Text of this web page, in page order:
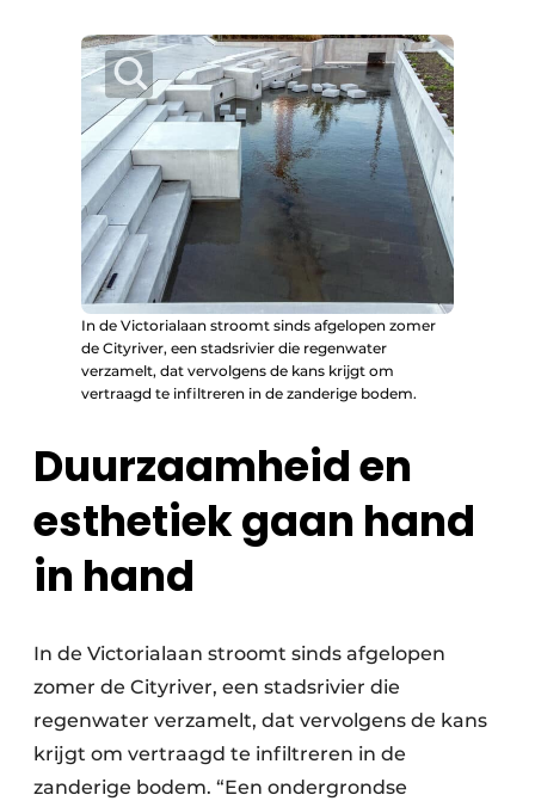
In de Victorialaan stroomt sinds afgelopen zomer
de Cityriver, een stadsrivier die regenwater
verzamelt, dat vervolgens de kans krijgt om
vertraagd te infiltreren in de zanderige bodem.
Duurzaamheid en
esthetiek gaan hand
in hand
In de Victorialaan stroomt sinds afgelopen
zomer de Cityriver, een stadsrivier die
regenwater verzamelt, dat vervolgens de kans
krijgt om vertraagd te infiltreren in de
zanderige bodem. “Een ondergrondse